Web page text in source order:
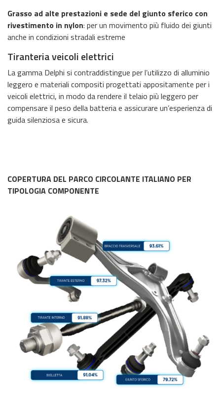
Grasso ad alte prestazioni e sede del giunto sferico con
rivestimento in nylon: per un movimento più fluido dei giunti
anche in condizioni stradali estreme
Tiranteria veicoli elettrici
La gamma Delphi si contraddistingue per l’utilizzo di alluminio
leggero e materiali compositi progettati appositamente per i
veicoli elettrici, in modo da rendere il telaio più leggero per
compensare il peso della batteria e assicurare un’esperienza di
guida silenziosa e sicura.
COPERTURA DEL PARCO CIRCOLANTE ITALIANO PER
TIPOLOGIA COMPONENTE